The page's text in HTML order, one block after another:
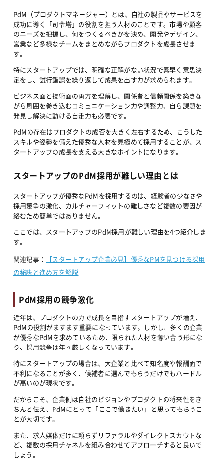
PdM（プロダクトマネージャー）とは、自社の製品やサービスを
成功に導く「司令塔」の役割を担う人材のことです。市場や顧客
のニーズを把握し、何をつくるべきかを決め、開発やデザイン、
営業など多様なチームをまとめながらプロダクトを成長させま
す。
特にスタートアップでは、明確な正解がない状況で素早く意思決
定をし、試行錯誤を繰り返して成果を出す力が求められます。
ビジネス面と技術面の両方を理解し、関係者と信頼関係を築きな
がら周囲を巻き込むコミュニケーション力や調整力、自ら課題を
発見し解決に動ける自走力も必要です。
PdMの存在はプロダクトの成否を大きく左右するため、こうした
スキルや姿勢を備えた優秀な人材を見極めて採用することが、ス
タートアップの成長を支える大きなポイントになります。
スタートアップのPdM採用が難しい理由とは
スタートアップが優秀なPdMを採用するのは、経験者の少なさや
採用競争の激化、カルチャーフィットの難しさなど複数の要因が
絡むため簡単ではありません。
ここでは、スタートアップのPdM採用が難しい理由を4つ紹介しま
す。
関連記事：
【スタートアップ企業必見】優秀なPMを見つける採用
の秘訣と進め方を解説
PdM採用の競争激化
近年は、プロダクトの力で成長を目指すスタートアップが増え、
PdMの役割がますます重要になっています。しかし、多くの企業
が優秀なPdMを求めているため、限られた人材を奪い合う形にな
り、採用競争は年々厳しくなっています。
特にスタートアップの場合は、大企業と比べて知名度や報酬面で
不利になることが多く、候補者に選んでもらうだけでもハードル
が高いのが現状です。
だからこそ、企業側は自社のビジョンやプロダクトの将来性をき
ちんと伝え、PdMにとって「ここで働きたい」と思ってもらうこ
とが大切です。
また、求人媒体だけに頼らずリファラルやダイレクトスカウトな
ど、複数の採用チャネルを組み合わせてアプローチすると良いで
しょう。